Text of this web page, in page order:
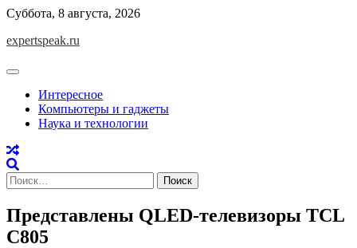
Skip
content
Суббота, 8 августа, 2026
expertspeak.ru
Интересное
Компьютеры и гаджеты
Наука и технологии
Найти:
Представлены QLED-телевизоры TCL
C805